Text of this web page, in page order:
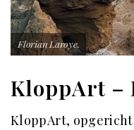
Florian Laroye.
KloppArt –
KloppArt,